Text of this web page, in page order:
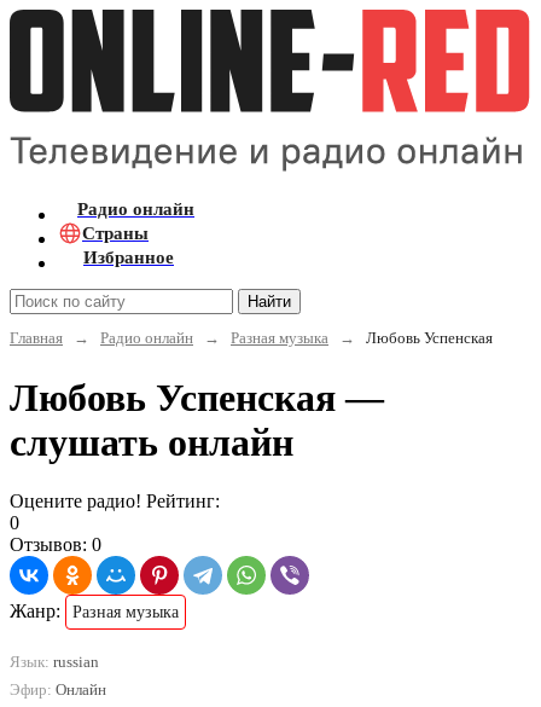
Радио онлайн
Страны
Избранное
Найти
Главная
→ Радио онлайн → Разная музыка → Любовь Успенская
Любовь Успенская —
слушать онлайн
Оцените радио! Рейтинг:
0
Отзывов: 0
Жанр: Разная музыка
Язык: russian
Эфир: Онлайн